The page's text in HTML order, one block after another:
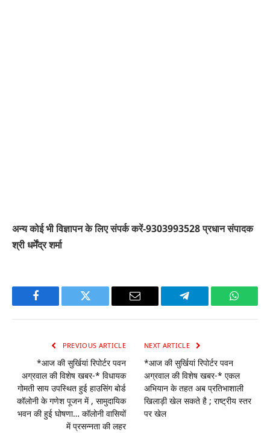
अन्य कोई भी विज्ञापन के लिए संपर्क करें-9303993528 प्रधान संपादक
श्री धर्मेंद्र शर्मा
Facebook Twitter Email Telegram
PREVIOUS ARTICLE
*आज की सुर्खियां रिपोर्टर पवन
अग्रवाल की विशेष खबर-* विधायक
गोमती साय उपस्थित हुई हाउसिंग बोर्ड
कॉलोनी के गणेश पूजन में , सामुदायिक
भवन की हुई घोषणा… कॉलोनी वासियों
में प्रसन्नता की लहर
NEXT ARTICLE
*आज की सुर्खियां रिपोर्टर पवन
अग्रवाल की विशेष खबर-* एकल
अभियान के तहत अब प्रतिभाशाली
खिलाड़ी खेल सकते है ; राष्ट्रीय स्तर
पर खेल